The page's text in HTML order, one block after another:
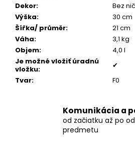
Dekor:
Bez
Výška:
30 cm
Šířka/ průměr:
21 cm
Váha:
3,1 kg
Objem:
4,0 l
Je možné vložiť úradnú
vložku:
✔
Tvar: F0
Komunikácia a
od začiatku až po
predmetu
POZLÁTENÝ
PRSTEŇ
PERLEŤ
€160